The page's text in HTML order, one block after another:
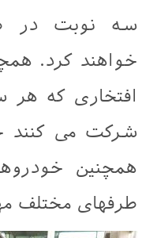
سه نوبت در
خواهند کرد.
افتخاری که
شرکت می کنند
همچنین
طرفهای مختلف